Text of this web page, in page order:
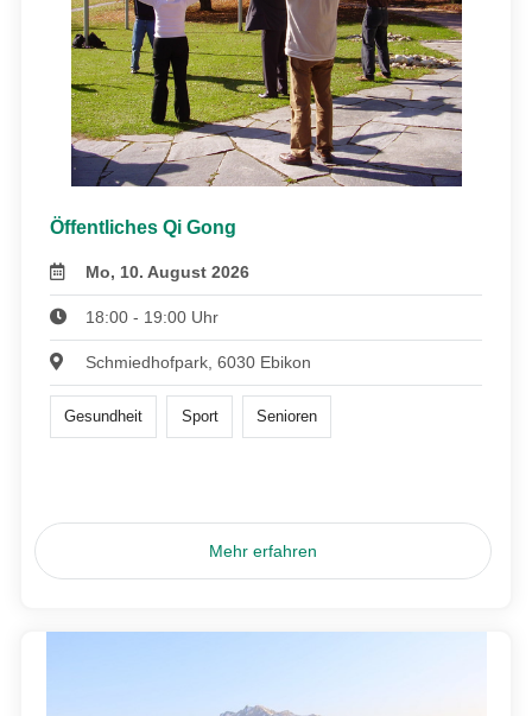
Öffentliches Qi Gong
Mo, 10. August 2026
18:00 - 19:00 Uhr
Schmiedhofpark, 6030 Ebikon
Gesundheit Sport Senioren
Mehr erfahren